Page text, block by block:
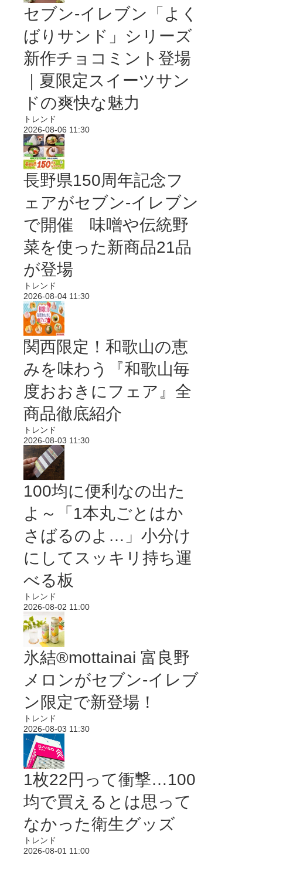
セブン‐イレブン「よく
ばりサンド」シリーズ
新作チョコミント登場
｜夏限定スイーツサン
ドの爽快な魅力
トレンド
2026-08-06 11:30
長野県150周年記念フ
ェアがセブン-イレブン
で開催 味噌や伝統野
菜を使った新商品21品
が登場
トレンド
2026-08-04 11:30
関西限定！和歌山の恵
みを味わう『和歌山毎
度おおきにフェア』全
商品徹底紹介
トレンド
2026-08-03 11:30
100均に便利なの出た
よ～「1本丸ごとはか
さばるのよ…」小分け
にしてスッキリ持ち運
べる板
トレンド
2026-08-02 11:00
氷結®mottainai 富良野
メロンがセブン‐イレブ
ン限定で新登場！
トレンド
2026-08-03 11:30
1枚22円って衝撃…100
均で買えるとは思って
なかった衛生グッズ
トレンド
2026-08-01 11:00